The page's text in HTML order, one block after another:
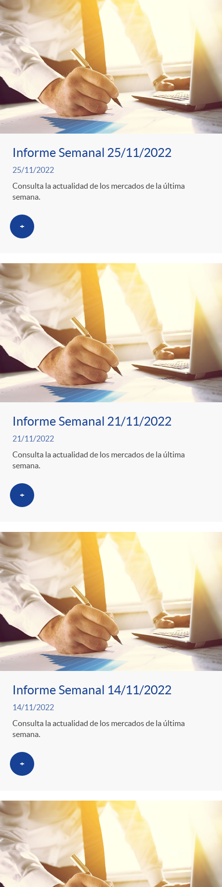
Informe Semanal 25/11/2022
25/11/2022
Consulta la actualidad de los mercados de la última
semana.
+
Informe Semanal 21/11/2022
21/11/2022
Consulta la actualidad de los mercados de la última
semana.
+
Informe Semanal 14/11/2022
14/11/2022
Consulta la actualidad de los mercados de la última
semana.
+